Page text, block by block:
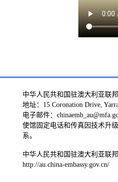
中华人民共和国驻澳大利亚联
地址：15 Coronation Drive,
电子邮件：
使馆固定电话和传真因技术升
系。
中华人民共和国驻澳大利亚联
http://au.china-embassy.gov.cn/